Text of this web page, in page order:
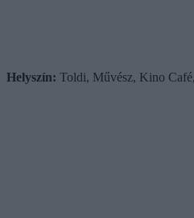
Helyszín: Toldi, Művész, Kino